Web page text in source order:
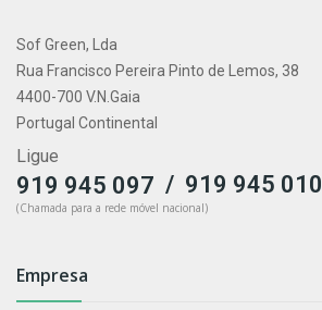
Sof Green, Lda
Rua Francisco Pereira Pinto de Lemos, 38
4400-700 V.N.Gaia
Portugal Continental
Ligue
919 945 097 / 919 945 010
(Chamada para a rede móvel nacional)
Empresa